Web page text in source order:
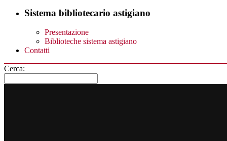
Sistema bibliotecario astigiano
Presentazione
Biblioteche sistema astigiano
Contatti
Cerca: